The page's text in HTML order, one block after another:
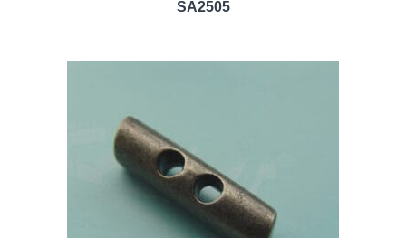
SA2505